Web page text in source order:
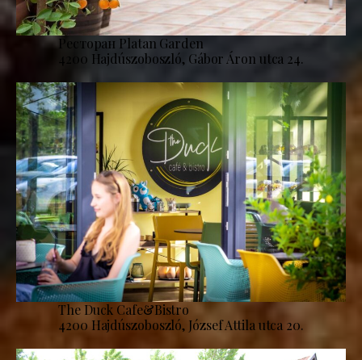
Ресторан Platan Garden
4200 Hajdúszoboszló, Gábor Áron utca 24.
The Duck Cafe&Bistro
4200 Hajdúszoboszló, József Attila utca 20.